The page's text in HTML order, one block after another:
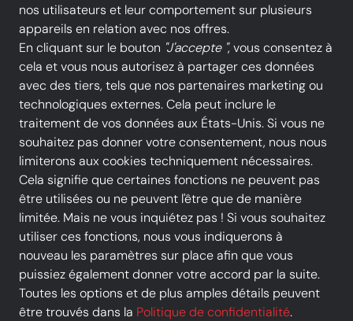
nos utilisateurs et leur comportement sur plusieurs
appareils en relation avec nos offres.
En cliquant sur le bouton "J'accepte ", vous consentez à
cela et vous nous autorisez à partager ces données
avec des tiers, tels que nos partenaires marketing ou
technologiques externes. Cela peut inclure le
traitement de vos données aux États-Unis. Si vous ne
souhaitez pas donner votre consentement, nous nous
limiterons aux cookies techniquement nécessaires.
Cela signifie que certaines fonctions ne peuvent pas
être utilisées ou ne peuvent l'être que de manière
limitée. Mais ne vous inquiétez pas ! Si vous souhaitez
utiliser ces fonctions, nous vous indiquerons à
nouveau les paramètres sur place afin que vous
puissiez également donner votre accord par la suite.
Toutes les options et de plus amples détails peuvent
être trouvés dans la Politique de confidentialité.
MÉLINÉ - Baskets & Sneakers - 525
ACC R - Blanc